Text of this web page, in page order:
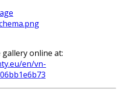
gallery online at:
en/vn-